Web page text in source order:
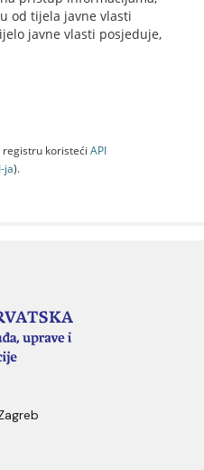
od tijela javne vlasti
javne vlasti posjeduje,
koristeći API
jа).